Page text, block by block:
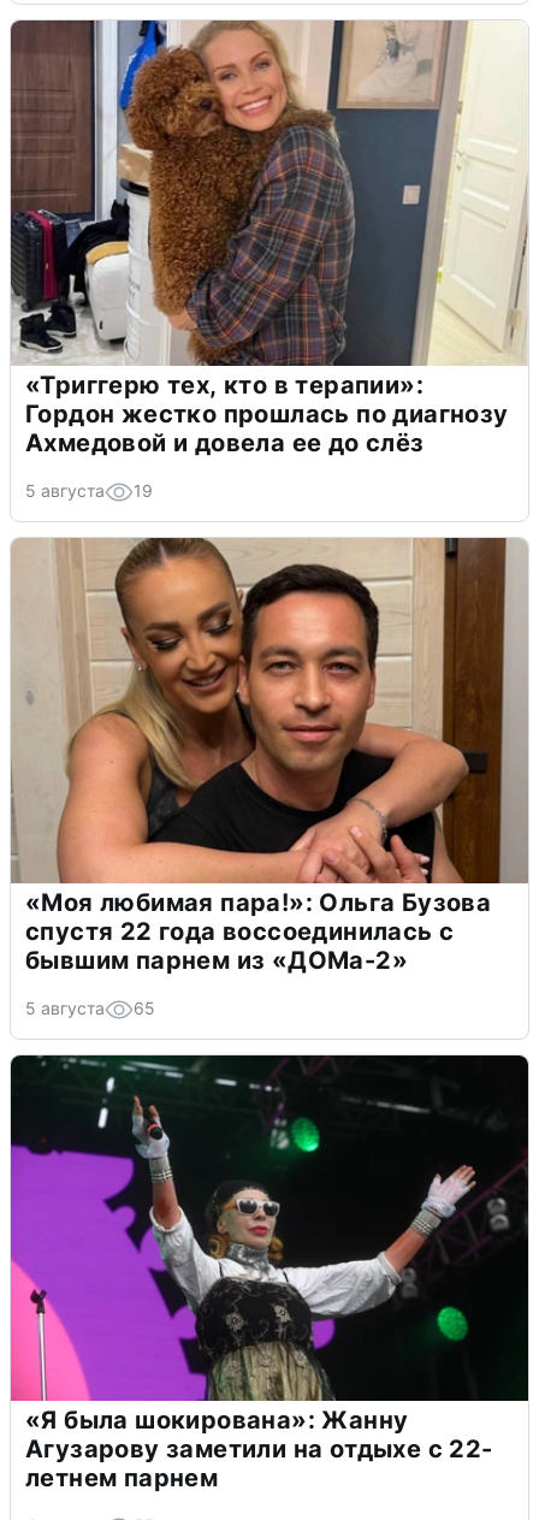
«Триггерю тех, кто в терапии»:
Гордон жестко прошлась по диагнозу
Ахмедовой и довела ее до слёз
5 августа 19
«Моя любимая пара!»: Ольга Бузова
спустя 22 года воссоединилась с
бывшим парнем из «ДОМа-2»
5 августа 65
«Я была шокирована»: Жанну
Агузарову заметили на отдыхе с 22-
летнем парнем